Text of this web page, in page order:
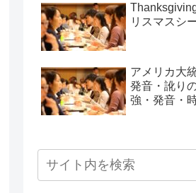
リスマスシ
アメリカ大
発音・訛り
強・発音・